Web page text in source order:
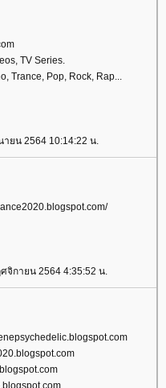
TV Series.
Trance, Pop, Rock, Rap...
ยน 2564 10:14:22 น.
จิกายน 2564 4:35:52 น.